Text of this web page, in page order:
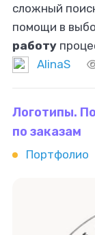
сложный
помощи в
работу
работа: -
AlinaS
Логотипы.
по заказам
Портфолио